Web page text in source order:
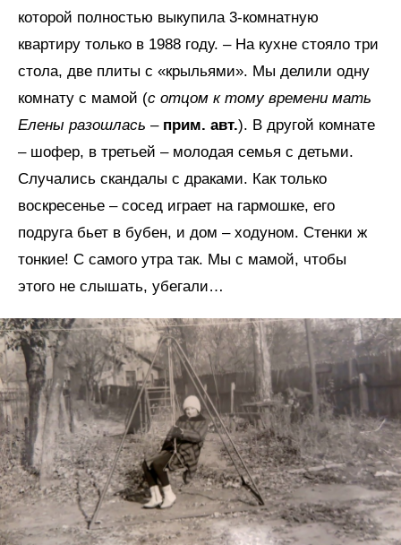
которой полностью выкупила 3-комнатную
квартиру только в 1988 году. – На кухне стояло три
стола, две плиты с «крыльями». Мы делили одну
комнату с мамой (с отцом к тому времени мать
Елены разошлась – прим. авт.). В другой комнате
– шофер, в третьей – молодая семья с детьми.
Случались скандалы с драками. Как только
воскресенье – сосед играет на гармошке, его
подруга бьет в бубен, и дом – ходуном. Стенки ж
тонкие! С самого утра так. Мы с мамой, чтобы
этого не слышать, убегали…